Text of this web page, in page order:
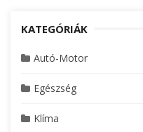
KATEGÓRIÁK
Autó-Motor
Egészség
Klíma